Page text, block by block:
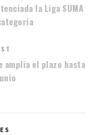
la Liga SUMA
amplia el plazo hasta